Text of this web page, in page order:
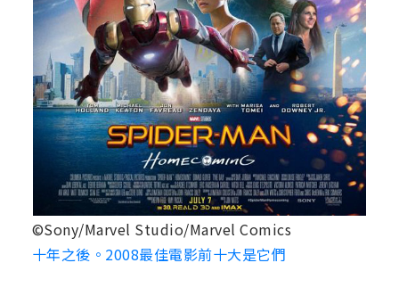
©Sony/Marvel Studio/Marvel Comics
十年之後。2008最佳電影前十大是它們